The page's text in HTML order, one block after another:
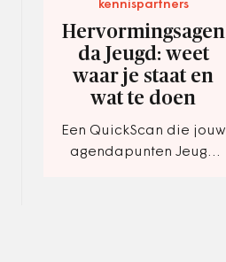
kennispartners
Hervormingsagen
da Jeugd: weet
waar je staat en
wat te doen
Een QuickScan die jouw
agendapunten Jeugd